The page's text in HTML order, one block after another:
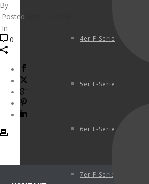
4er F-Serie
5er F-Serie
6er F-Serie
7er F-Serie
By
Posted
In
0